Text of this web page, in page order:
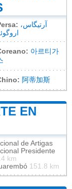
آرتیگاس،
아르티가
阿蒂加斯
EN
de Artigas
Presidente
km
151.8 km